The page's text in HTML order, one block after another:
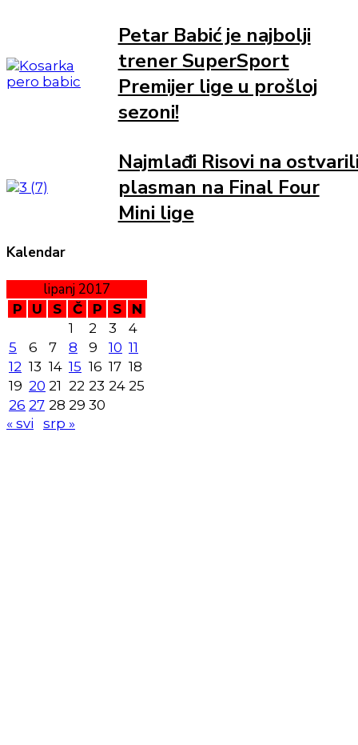
Petar Babić je najbolji
trener SuperSport
Premijer lige u prošloj
sezoni!
Najmlađi Risovi na
plasman na Final Four
Mini lige
Kalendar
lipanj 2017
P U S Č P S
N
1
2 3
4
5
6 7 8 9 10 11
12 13 14 15 16 17 18
19 20 21 22 23 24 25
26 27 28 29 30
« svi
srp »